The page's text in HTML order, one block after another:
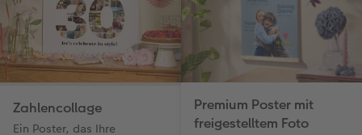
Zahlencollage
Ein Poster, das Ihre
Premium Poster mit
freigestelltem Foto